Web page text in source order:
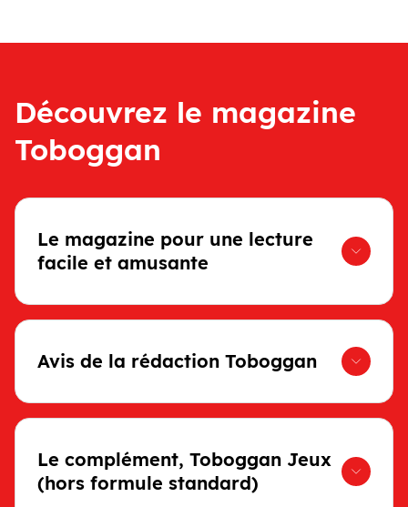
Découvrez le magazine
Toboggan
Le magazine pour une lecture
facile et amusante
Avis de la rédaction Toboggan
Le complément, Toboggan Jeux
(hors formule standard)